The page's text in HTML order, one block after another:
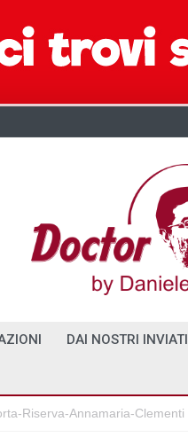
DAI NOSTRI INVIATI
Riserva-Annamaria-Clementi